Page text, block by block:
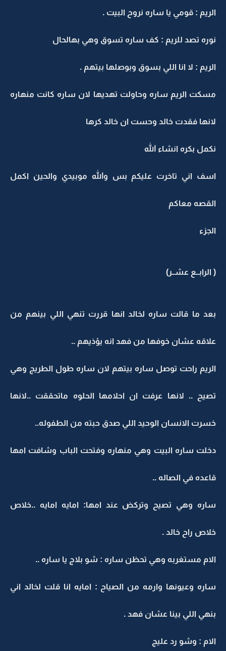
الريم : قومي يا ساره نروح البيت .
نوره تصد للريم : كف ساره تسوق وهي بهالحال
الريم : لا انا اللي بسوق وبوصلها بيتهم .
مسكت الريم ساره وحاولت تهديها لان ساره كانت منهاره
لانها فقدت خالد وحست ان خالد كرها
نكمل بكره انشاء الله
اسف اني تاخرت عليكم بس والله موبيدي والحين اكمل
القصه معاكم
الجزء
( الرابــع عشــر)
بعد ما قالت ساره لخالد انها قررت تنهي اللي بينهم من
علاقه عشان خوفها من فهد انه يؤذيهم ..
الريم راحت توصل ساره بيتهم لان ساره طول الطريج وهي
تصيح .. لانها عرفت ان احلامها الحلوه ماتحققت ..لانها
خسرت الانسان الوحيد اللي صدق حبته من الطفوله..
دخلت ساره البيت وهي منهاره وفتحت الباب وشافت امها
قاعده في الصاله ..
ساره وهي تصيح وتركض عند امها: امايه امايه ..خلاص
خلاص راح خالد .
الام مستغربه وهي تحظن ساره : شو بلاج يا ساره ..
ساره وعيونها وارمه من الصياح : امايه انا قلت لخالد اني
بنهي اللي بينا عشان فهد .
الام : وشو رد عليج